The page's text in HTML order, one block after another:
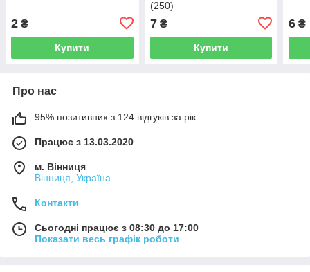
2 ₴
Купити
(250)
7₴
Купити
6 ₴
Про нас
95% позитивних з 124 відгуків за рік
Працює з 13.03.2020
м. Вінниця
Вінниця, Україна
Контакти
Сьогодні працює з 08:30 до 17:00
Показати весь графік роботи